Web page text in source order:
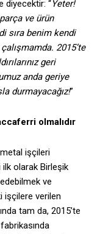
diyecektir: “Yeter!
ve ürün
sıra benim kendi
2015’te
geri
anda geriye
durmayacağız!”
olmalıdır
işçileri
ilk olarak Birleşik
ve
işçilere verilen
tam da, 2015’te